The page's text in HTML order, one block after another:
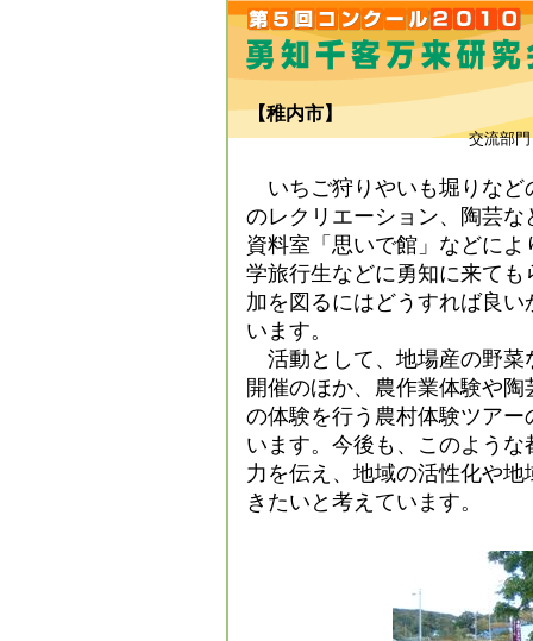
【稚内市】
交流部門
いちご狩りやいも堀りなど
のレクリエーション、陶芸
資料室「思いで館」などに
学旅行生などに勇知に来て
加を図るにはどうすれば良
います。
活動として、地場産の野菜
開催のほか、農作業体験や
の体験を行う農村体験ツア
います。今後も、このよう
力を伝え、地域の活性化や
きたいと考えています。